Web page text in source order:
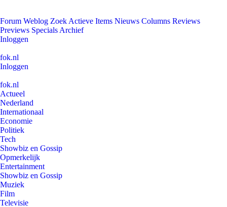
Forum Weblog Zoek Actieve Items Nieuws Columns Reviews
Previews Specials Archief
Inloggen
fok.nl
Inloggen
fok.nl
Actueel
Nederland
Internationaal
Economie
Politiek
Tech
Showbiz en Gossip
Opmerkelijk
Entertainment
Showbiz en Gossip
Muziek
Film
Televisie